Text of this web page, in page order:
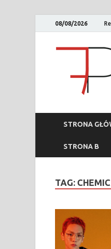
08/08/2026
STRONA
STRONA B
TAG: